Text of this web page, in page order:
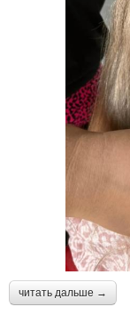
читать дальше →